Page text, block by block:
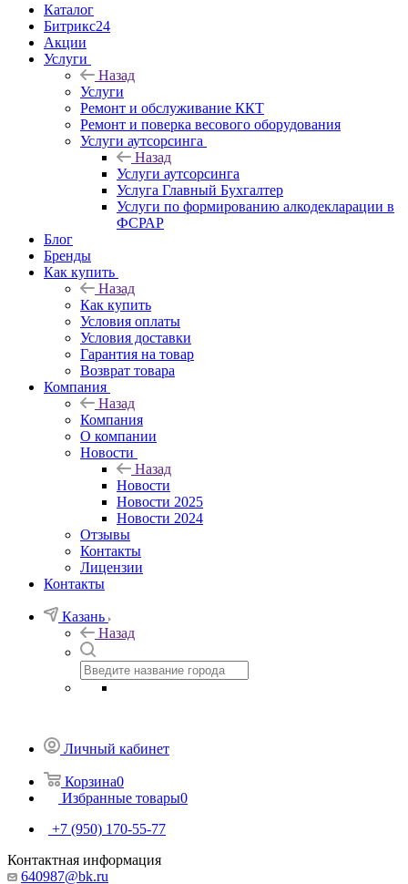
Каталог
Битрикс24
Акции
Услуги
Назад
Услуги
Ремонт и обслуживание ККТ
Ремонт и поверка весового оборудования
Услуги аутсорсинга
Назад
Услуги аутсорсинга
Услуга Главный Бухгалтер
Услуги по формированию алкодекларации в
ФСРАР
Блог
Бренды
Как купить
Назад
Как купить
Условия оплаты
Условия доставки
Гарантия на товар
Возврат товара
Компания
Назад
Компания
О компании
Новости
Назад
Новости
Новости 2025
Новости 2024
Отзывы
Контакты
Лицензии
Контакты
Казань
Назад
Личный кабинет
Корзина0
Избранные товары0
+7 (950) 170-55-77
Контактная информация
640987@bk.ru